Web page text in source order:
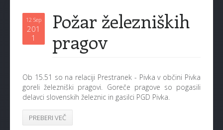
12 Sep
201
1
Požar železniških
pragov
Ob 15.51 so na relaciji Prestranek - Pivka v občini Pivka
goreli železniški pragovi. Goreče pragove so pogasili
delavci slovenskih železnic in gasilci PGD Pivka.
PREBERI VEČ